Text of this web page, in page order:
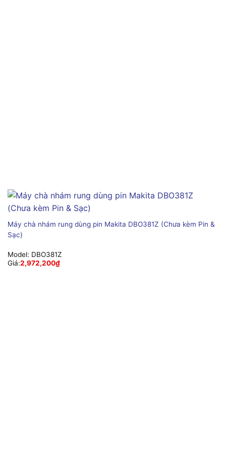
Máy chà nhám rung dùng pin Makita DBO381Z (Chưa kèm Pin &
Sạc)
Model: DBO381Z
Giá:2,972,200₫